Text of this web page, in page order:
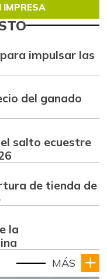
IMPRESA
impulsar las
del ganado
salto ecuestre
de tienda de
la
MÁS